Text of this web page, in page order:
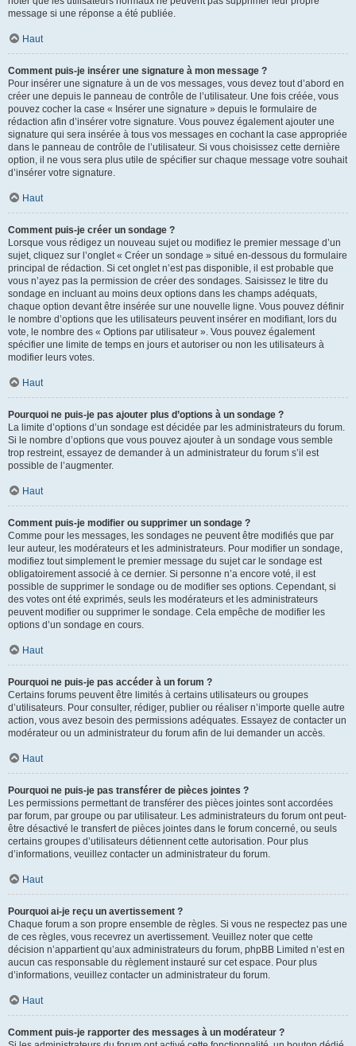
message si une réponse a été publiée.
Haut
Comment puis-je insérer une signature à mon message ?
Pour insérer une signature à un de vos messages, vous devez tout d’abord en
créer une depuis le panneau de contrôle de l’utilisateur. Une fois créée, vous
pouvez cocher la case « Insérer une signature » depuis le formulaire de
rédaction afin d’insérer votre signature. Vous pouvez également ajouter une
signature qui sera insérée à tous vos messages en cochant la case appropriée
dans le panneau de contrôle de l’utilisateur. Si vous choisissez cette dernière
option, il ne vous sera plus utile de spécifier sur chaque message votre souhait
d’insérer votre signature.
Haut
Comment puis-je créer un sondage ?
Lorsque vous rédigez un nouveau sujet ou modifiez le premier message d’un
sujet, cliquez sur l’onglet « Créer un sondage » situé en-dessous du formulaire
principal de rédaction. Si cet onglet n’est pas disponible, il est probable que
vous n’ayez pas la permission de créer des sondages. Saisissez le titre du
sondage en incluant au moins deux options dans les champs adéquats,
chaque option devant être insérée sur une nouvelle ligne. Vous pouvez définir
le nombre d’options que les utilisateurs peuvent insérer en modifiant, lors du
vote, le nombre des « Options par utilisateur ». Vous pouvez également
spécifier une limite de temps en jours et autoriser ou non les utilisateurs à
modifier leurs votes.
Haut
Pourquoi ne puis-je pas ajouter plus d’options à un sondage ?
La limite d’options d’un sondage est décidée par les administrateurs du forum.
Si le nombre d’options que vous pouvez ajouter à un sondage vous semble
trop restreint, essayez de demander à un administrateur du forum s’il est
possible de l’augmenter.
Haut
Comment puis-je modifier ou supprimer un sondage ?
Comme pour les messages, les sondages ne peuvent être modifiés que par
leur auteur, les modérateurs et les administrateurs. Pour modifier un sondage,
modifiez tout simplement le premier message du sujet car le sondage est
obligatoirement associé à ce dernier. Si personne n’a encore voté, il est
possible de supprimer le sondage ou de modifier ses options. Cependant, si
des votes ont été exprimés, seuls les modérateurs et les administrateurs
peuvent modifier ou supprimer le sondage. Cela empêche de modifier les
options d’un sondage en cours.
Haut
Pourquoi ne puis-je pas accéder à un forum ?
Certains forums peuvent être limités à certains utilisateurs ou groupes
d’utilisateurs. Pour consulter, rédiger, publier ou réaliser n’importe quelle autre
action, vous avez besoin des permissions adéquates. Essayez de contacter un
modérateur ou un administrateur du forum afin de lui demander un accès.
Haut
Pourquoi ne puis-je pas transférer de pièces jointes ?
Les permissions permettant de transférer des pièces jointes sont accordées
par forum, par groupe ou par utilisateur. Les administrateurs du forum ont peut-
être désactivé le transfert de pièces jointes dans le forum concerné, ou seuls
certains groupes d’utilisateurs détiennent cette autorisation. Pour plus
d’informations, veuillez contacter un administrateur du forum.
Haut
Pourquoi ai-je reçu un avertissement ?
Chaque forum a son propre ensemble de règles. Si vous ne respectez pas une
de ces règles, vous recevrez un avertissement. Veuillez noter que cette
décision n’appartient qu’aux administrateurs du forum, phpBB Limited n’est en
aucun cas responsable du règlement instauré sur cet espace. Pour plus
d’informations, veuillez contacter un administrateur du forum.
Haut
Comment puis-je rapporter des messages à un modérateur ?